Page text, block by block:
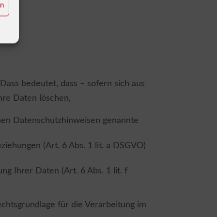
bedeutet, dass – sofern sich aus
Daten löschen,
Datenschutzhinweisen genannte
(Art. 6 Abs. 1 lit. a DSGVO)
Ihrer Daten (Art. 6 Abs. 1 lit. f
für die Verarbeitung im